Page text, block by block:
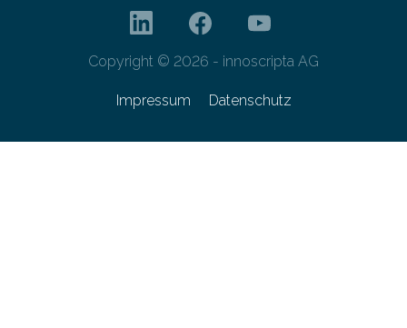
Copyright © 2026 - innoscripta AG
Impressum Datenschutz